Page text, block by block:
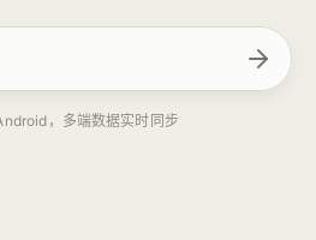
，多端数据实时同步